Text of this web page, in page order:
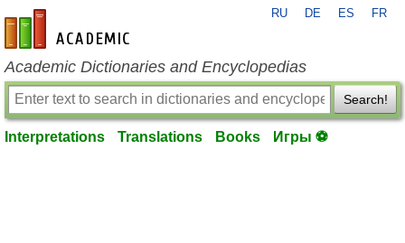
en-academic.com
RU DE ES FR
Academic Dictionaries and Encyclopedias
Search!
Interpretations Translations Books Игры ⚽